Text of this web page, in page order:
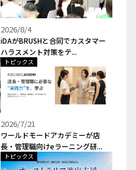
2026/8/4
iDAがBRUSHと合同でカスタマー
ハラスメント対策をテ...
トピックス
2026/7/21
ワールドモードアカデミーが店
長・管理職向けeラーニング研...
トピックス